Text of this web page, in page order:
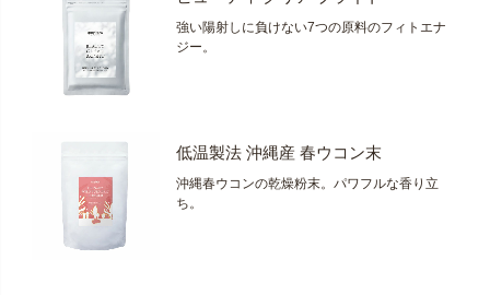
強い陽射しに負けない7つの原料のフィトエナ
ジー。
低温製法 沖縄産 春ウコン末
沖縄春ウコンの乾燥粉末。パワフルな香り立
ち。